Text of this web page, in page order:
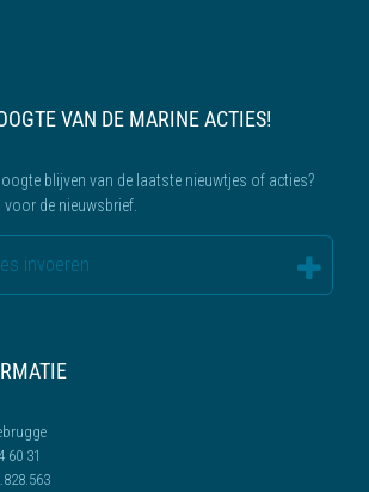
VAN DE MARINE ACTIES!
blijven van de laatste nieuwtjes of acties?
de nieuwsbrief.
60 31